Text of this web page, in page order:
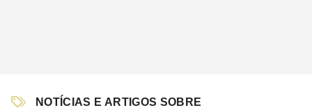
NOTÍCIAS E ARTIGOS SOBRE